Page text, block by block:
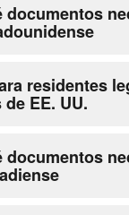
documentos
residentes
EE. UU.
documentos